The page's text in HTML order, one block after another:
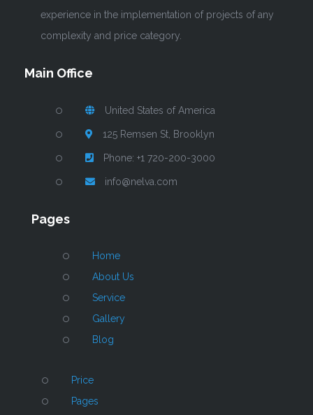
experience in the implementation of projects of any
complexity and price category.
Main Office
United States of America
125 Remsen St, Brooklyn
Phone: +1 720-200-3000
info@nelva.com
Pages
Home
About Us
Service
Gallery
Blog
Price
Pages